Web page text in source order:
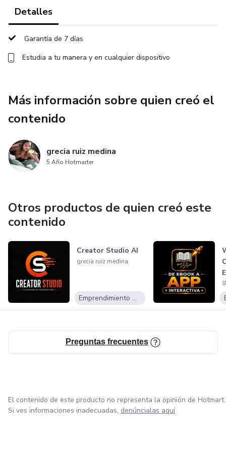
Detalles
Garantía de 7 días
Estudia a tu manera y en cualquier dispositivo
Más información sobre quien creó el
contenido
grecia ruiz medina
5 Año Hotmarter
Otros productos de quien creó este
contenido
Creator Studio AI
grecia ruiz medina
Emprendimiento Digital
Preguntas frecuentes
El contenido de este producto no representa la opinión de Hotmart.
Si ves informaciones inadecuadas, denúncialas aquí